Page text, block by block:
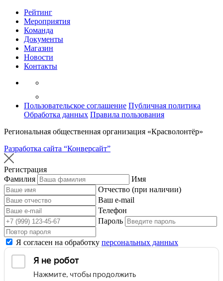
Рейтинг
Мероприятия
Команда
Документы
Магазин
Новости
Контакты
Пользовательское соглашение Публичная политика
Обработка данных Правила пользования
Региональная общественная организация «Красволонтёр»
Разработка сайта “Конверсайт”
Регистрация
Фамилия
Имя
Отчество (при наличии)
Ваш e-mail
Телефон
Пароль
Я согласен на обработку персональных данных